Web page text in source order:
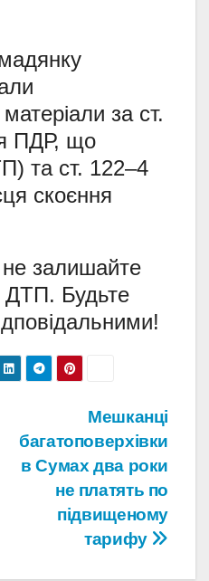
матеріали за ст.
ПДР, що
та ст. 122–4
скоєння
залишайте
ДТП. Будьте
Мешканці
багатоповерхівки
в Сумах два роки
не платять по
підвищеному
тарифу